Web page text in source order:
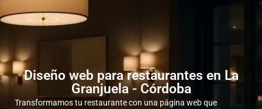
Diseño web para restaurantes en La
Granjuela - Córdoba
Transformamos tu restaurante con una página web que